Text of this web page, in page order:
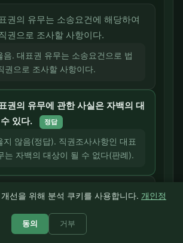
권의 유무는 소송요건에 해당하여
권으로 조사할 사항이다.
음. 대표권 유무는 소송요건으로 법
권으로 조사할 사항이다.
권의 유무에 관한 사실은 자백의 대
있다.
정답
지 않음(정답). 직권조사사항인 대표
는 자백의 대상이 될 수 없다(판례).
의 대표권의 유무에 관하여 주장하지
대표권의 유무에 의심이 갈 만한
보인다면 그에 관하여 심리하여야
선을 위해 분석 쿠키를 사용합니다. 개인정
동의 거부